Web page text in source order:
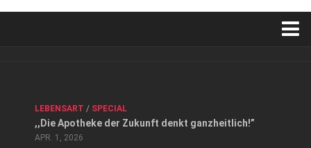
Datenschutzerklärung
Top Magazin Dresden / Ostsachsen
LEBENSART / SPECIAL
,,Die Apotheke der Zukunft denkt ganzheitlich!”
APR. 1, 2026